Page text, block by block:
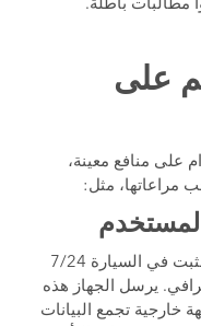
مطالبات باطلة.
على
على منافع معينة،
مراعاتها، مثل:
تعتمد بعض شركات التأمين على جهاز مثبت في السيارة 7/24
يرسل الجهاز هذه
خارجية تجمع البيانات